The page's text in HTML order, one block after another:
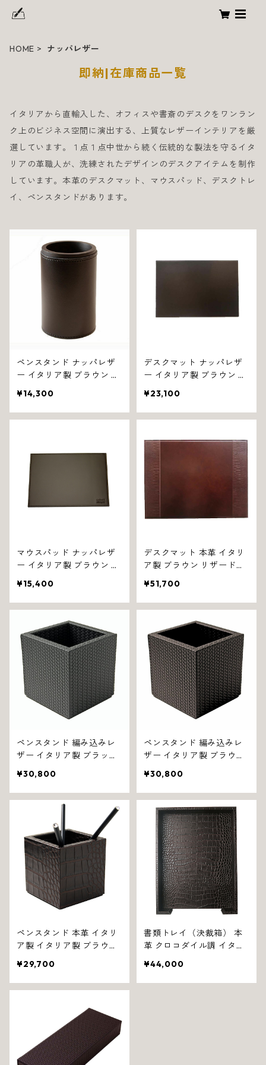
HOME ナッパレザー
即納|在庫商品一覧
イタリアから直輸入した、オフィスや書斎のデスクをワンラン
ク上のビジネス空間に演出する、上質なレザーインテリアを厳
選しています。１点１点中世から続く伝統的な製法を守るイタ
リアの革職人が、洗練されたデザインのデスクアイテムを制作
しています。本革のデスクマット、マウスパッド、デスクトレ
イ、ペンスタンドがあります。
ペンスタンド ナッパレザ
ー イタリア製 ブラウン ス
¥14,300
デスクマット ナッパレザ
ー イタリア製 ブラウン ミ
¥23,100
マウスパッド ナッパレザ
ー イタリア製 ブラウン ス
¥15,400
デスクマット 本革 イタリ
ア製 ブラウン リザード調
¥51,700
ペンスタンド 編み込みレ
ザー イタリア製 ブラック
¥30,800
ペンスタンド 編み込みレ
ザー イタリア製 ブラウン
¥30,800
ペンスタンド 本革 イタリ
ア製 イタリア製 ブラウン
308
¥29,700
書類トレイ（決裁箱） 本
革 クロコダイル調 イタリ
12
¥44,000